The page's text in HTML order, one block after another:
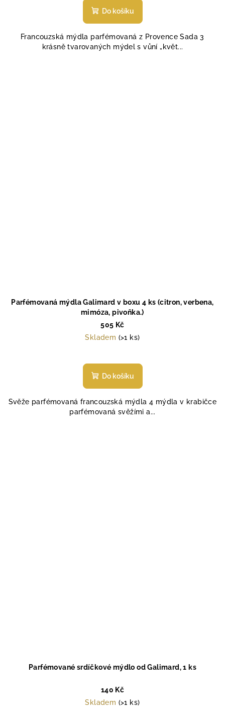
produktu
z
5
Do košíku
Francouzská mýdla parfémovaná z Provence Sada 3
krásně tvarovaných mýdel s vůní „květ...
Parfémovaná mýdla Galimard v boxu 4 ks (citron, verbena,
mimóza, pivoňka.)
505 Kč
Skladem (>1 ks)
hodnocení
produktu
z
5
Do košíku
Svěže parfémovaná francouzská mýdla 4 mýdla v krabičce
parfémovaná svěžími a...
Parfémované srdíčkové mýdlo od Galimard, 1 ks
140 Kč
Skladem (>1 ks)